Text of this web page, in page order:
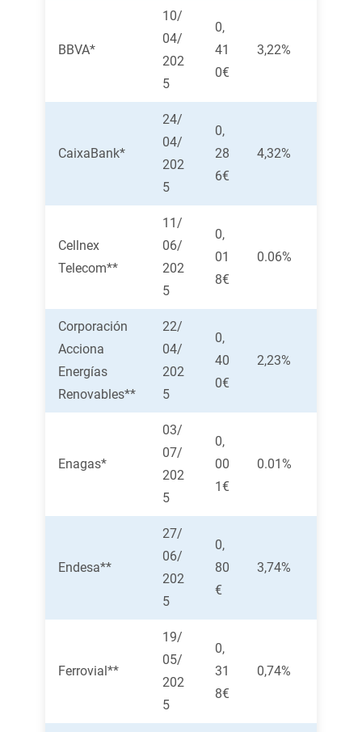
BBVA*
10/
04/
202
5
0,
41
0€
3,22%
CaixaBank*
24/
04/
202
5
0,
28
6€
4,32%
Cellnex
Telecom**
11/
06/
202
5
0,
01
8€
0.06%
Corporación
Acciona
Energías
Renovables**
22/
04/
202
5
0,
40
0€
2,23%
Enagas*
03/
07/
202
5
0,
00
1€
0.01%
Endesa**
27/
06/
202
5
0,
80
€
3,74%
Ferrovial**
19/
05/
202
5
0,
31
8€
0,74%